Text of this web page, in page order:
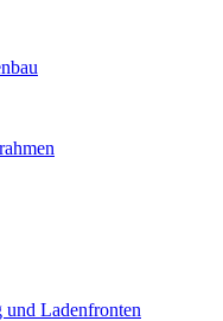
und Ladenfronten